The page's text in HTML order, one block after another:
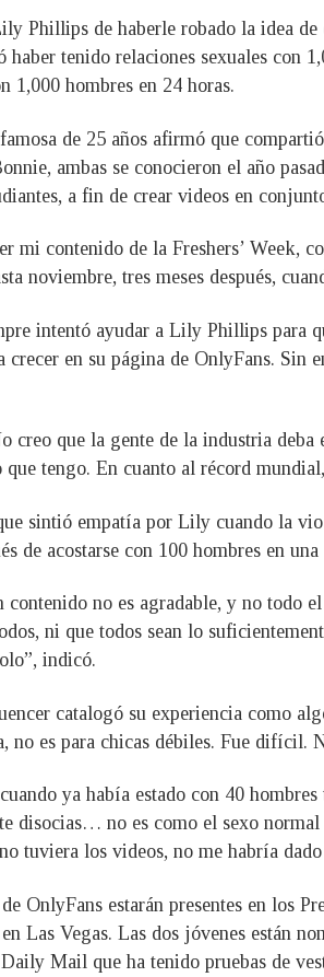
Phillips de haberle robado la idea
tenido relaciones sexuales con
1,000 hombres en 24 horas.
de 25 años afirmó que
ambas se conocieron el año
a fin de crear videos en
mi contenido de la Freshers’
noviembre, tres meses después,
intentó ayudar a Lily Phillips para
crecer en su página de OnlyFans.
que la gente de la industria
tengo. En cuanto al récord
sintió empatía por Lily cuando la
de acostarse con 100 hombres en una
no es agradable, y no todo
ni que todos sean lo
indicó.
catalogó su experiencia como
no es para chicas débiles. Fue difícil.
ya había estado con 40
disocias… no es como el sexo
tuviera los videos, no me habría
OnlyFans estarán presentes en los
Las Vegas. Las dos jóvenes están
Mail que ha tenido pruebas de